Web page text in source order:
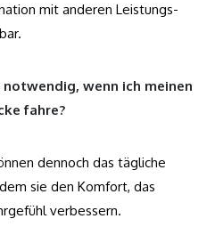
mit anderen Leistungs-
wenn ich meinen
fahre?
dennoch das tägliche
sie den Komfort, das
verbessern.